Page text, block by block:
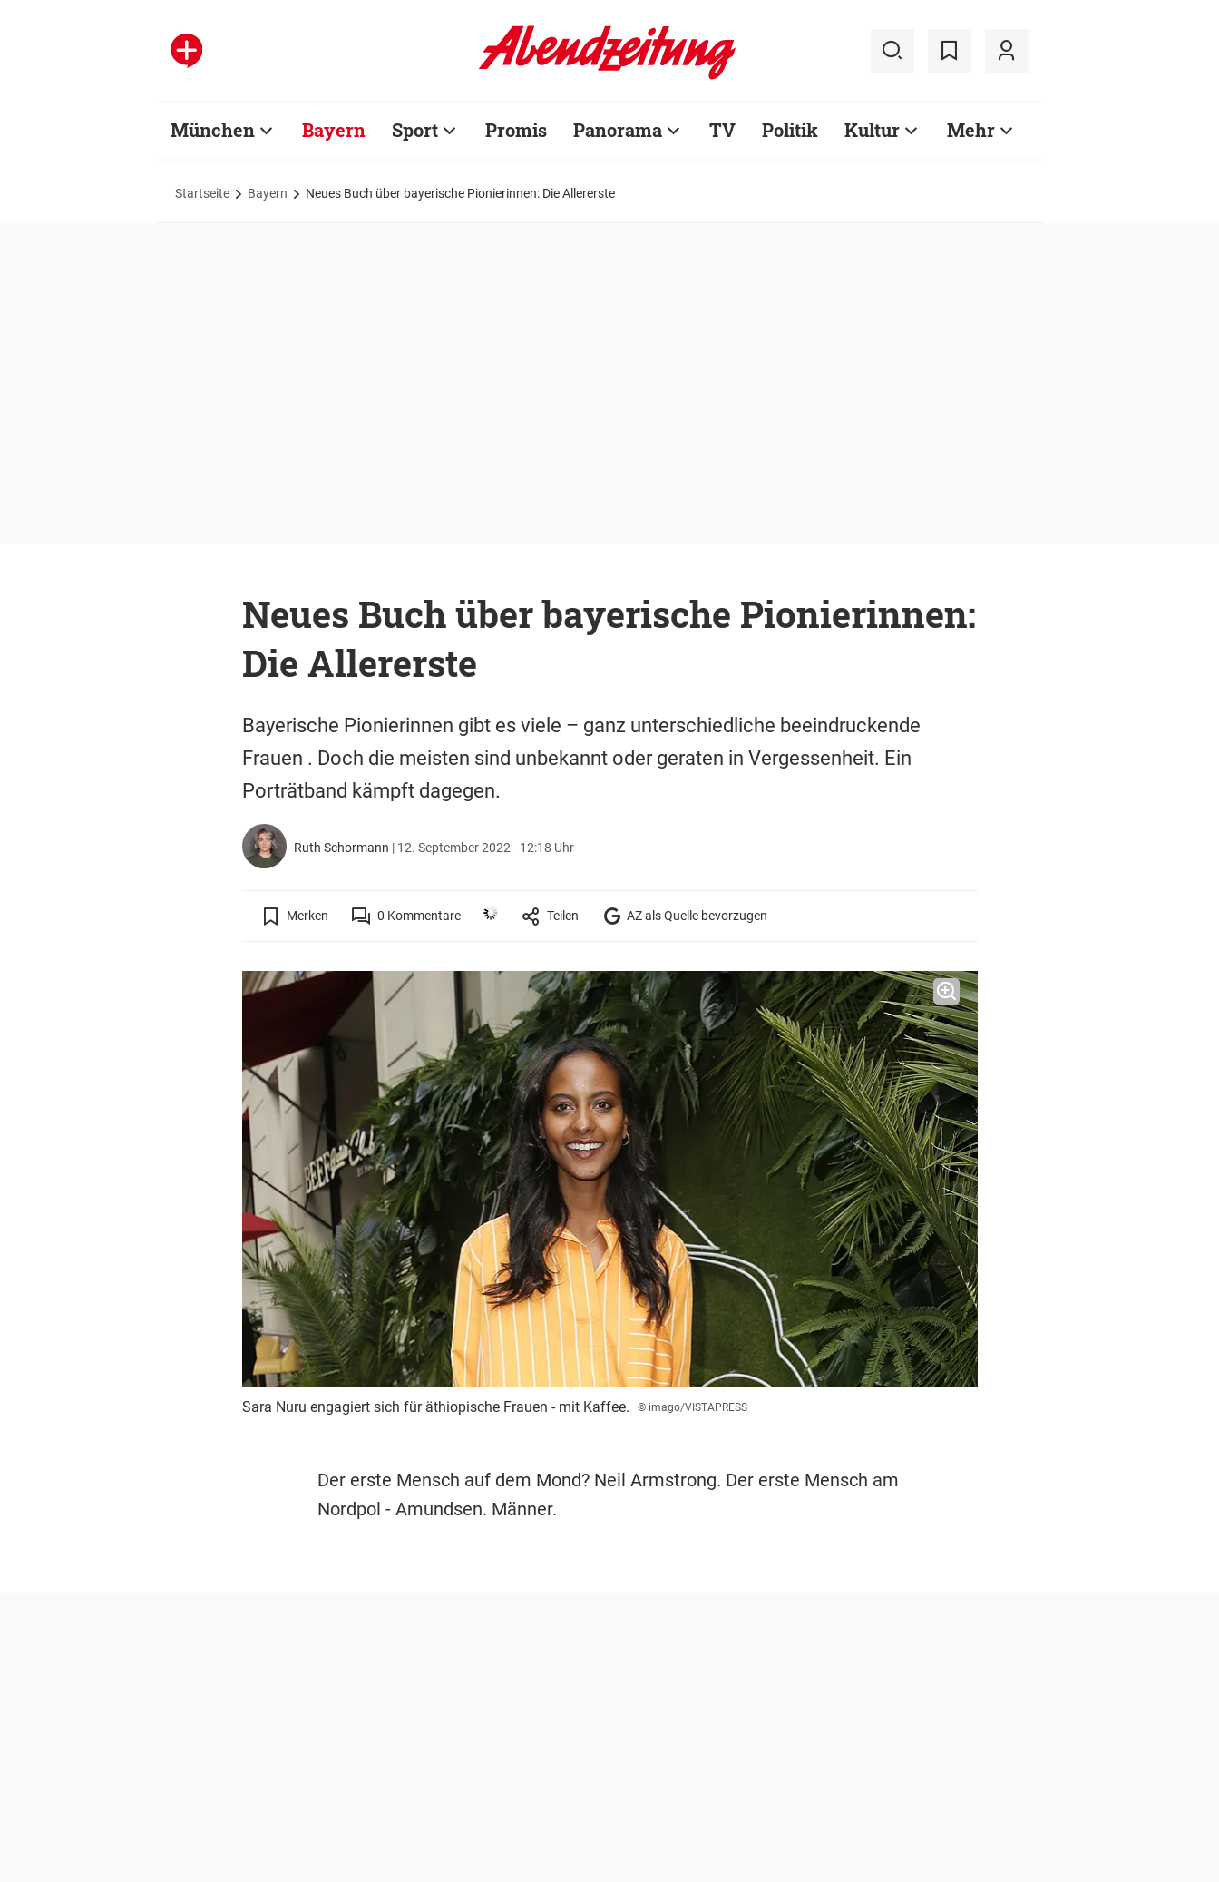
München Bayern Sport Promis Panorama TV Politik Kultur Mehr
Startseite Bayern Neues Buch über bayerische Pionierinnen: Die Allererste
Neues Buch über bayerische Pionierinnen:
Die Allererste
Bayerische Pionierinnen gibt es viele – ganz unterschiedliche beeindruckende
Frauen . Doch die meisten sind unbekannt oder geraten in Vergessenheit. Ein
Porträtband kämpft dagegen.
Ruth Schormann | 12. September 2022 - 12:18 Uhr
Merken 0 Kommentare Teilen AZ als Quelle bevorzugen
Sara Nuru engagiert sich für äthiopische Frauen - mit Kaffee. © imago/VISTAPRESS
Der erste Mensch auf dem Mond? Neil Armstrong. Der erste Mensch am
Nordpol - Amundsen. Männer.